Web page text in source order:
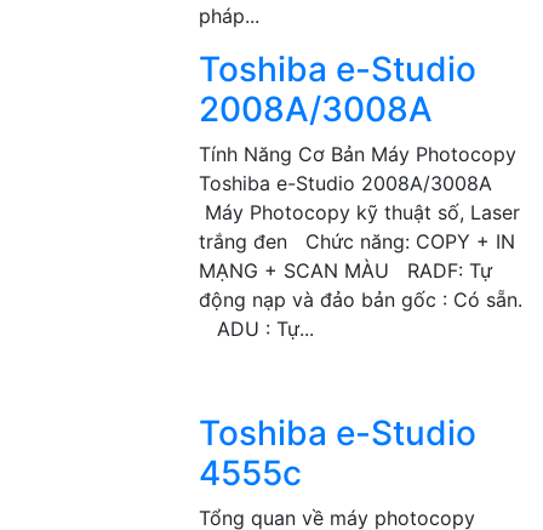
pháp...
Toshiba e-Studio
2008A/3008A
Tính Năng Cơ Bản Máy Photocopy
Toshiba e-Studio 2008A/3008A
Máy Photocopy kỹ thuật số, Laser
trắng đen Chức năng: COPY + IN
MẠNG + SCAN MÀU RADF: Tự
động nạp và đảo bản gốc : Có sẵn.
ADU : Tự...
Toshiba e-Studio
4555c
Tổng quan về máy photocopy